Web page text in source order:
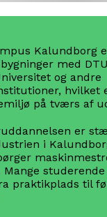
Kalundborg
med
og andre
hvilket
på tværs af
er
i
Mange
praktikplads til